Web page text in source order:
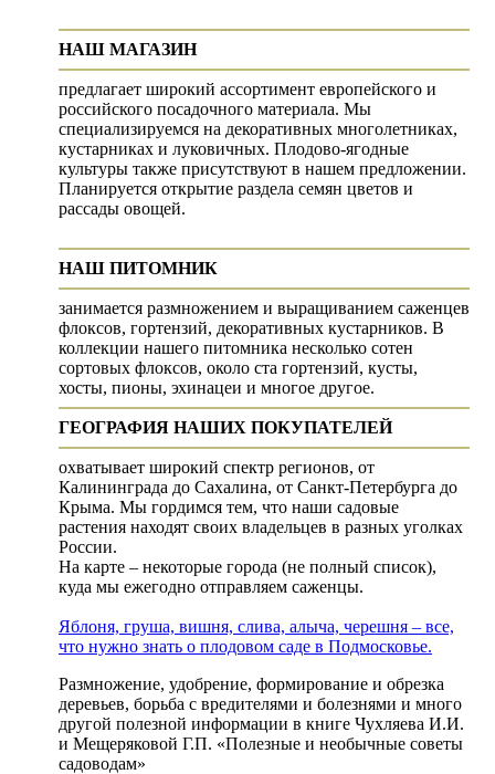
НАШ МАГАЗИН
предлагает широкий ассортимент европейского и
российского посадочного материала. Мы
специализируемся на декоративных многолетниках,
кустарниках и луковичных. Плодово-ягодные
культуры также присутствуют в нашем предложении.
Планируется открытие раздела семян цветов и
рассады овощей.
НАШ ПИТОМНИК
занимается размножением и выращиванием саженцев
флоксов, гортензий, декоративных кустарников. В
коллекции нашего питомника несколько сотен
сортовых флоксов, около ста гортензий, кусты,
хосты, пионы, эхинацеи и многое другое.
ГЕОГРАФИЯ НАШИХ ПОКУПАТЕЛЕЙ
охватывает широкий спектр регионов, от
Калининграда до Сахалина, от Санкт-Петербурга до
Крыма. Мы гордимся тем, что наши садовые
растения находят своих владельцев в разных уголках
России.
На карте – некоторые города (не полный список),
куда мы ежегодно отправляем саженцы.
Яблоня, груша, вишня, слива, алыча, черешня – все,
что нужно знать о плодовом саде в Подмосковье.
Размножение, удобрение, формирование и обрезка
деревьев, борьба с вредителями и болезнями и много
другой полезной информации в книге Чухляева И.И.
и Мещеряковой Г.П. «Полезные и необычные советы
садоводам»